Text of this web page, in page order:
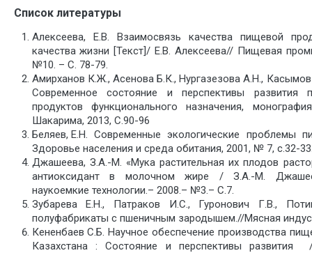
Список литературы
Алексеева, Е.В. Взаимосвязь качества пищевой
качества жизни [Текст]/ Е.В. Алексеева// Пищевая
№10. – С. 78-79.
Амирханов К.Ж., Асенова Б.К., Нургазезова А.Н.,
Современное состояние и перспективы развития
продуктов функционального назначения,
Шакарима, 2013, С.90-96
Беляев, Е.Н. Современные экологические проблемы
Здоровье населения и среда обитания, 2001, № 7, с.32-
Джашеева, З.А.-М. «Мука растительная их плодов
антиоксидант в молочном жире / З.А.-М.
наукоемкие технологии.– 2008.– №3.– С.7.
Зубарева Е.Н., Патраков И.С., Гуронович Г.В.,
полуфабрикаты с пшеничным зародышем.//Мясная
Кененбаев С.Б. Научное обеспечение производства
Казахстана : Состояние и перспективы